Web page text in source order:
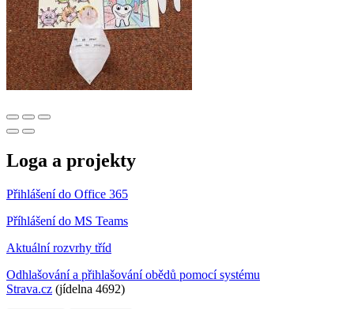
Loga a projekty
Přihlášení do Office 365
Příhlášení do MS Teams
Aktuální rozvrhy tříd
Odhlašování a přihlašování obědů pomocí systému
Strava.cz (jídelna 4692)